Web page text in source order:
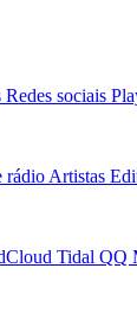
Redes sociais
rádio Artistas
Tidal QQ